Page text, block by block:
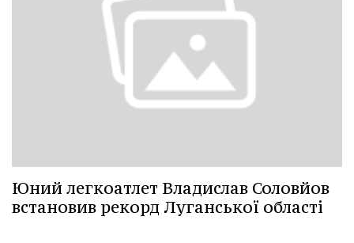
Юний легкоатлет Владислав Соловйов
встановив рекорд Луганської області